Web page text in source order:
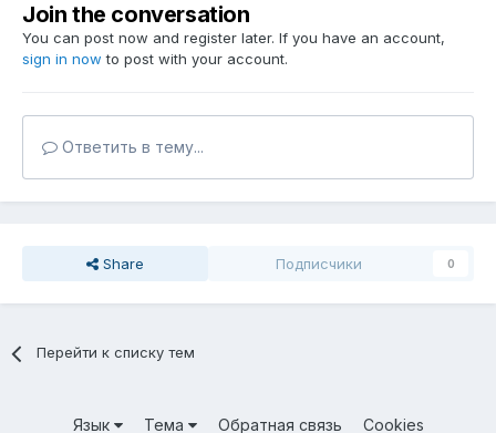
Join the conversation
You can post now and register later. If you have an account,
sign in now to post with your account.
Ответить в тему...
Share Подписчики 0
Перейти к списку тем
Язык Тема Обратная связь Cookies